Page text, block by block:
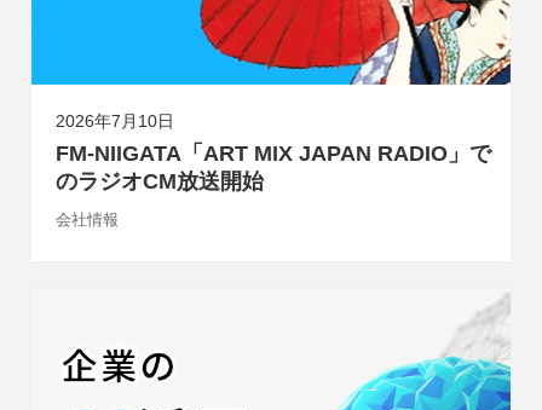
2026年7月10日
FM-NIIGATA「ART MIX JAPAN RADIO」で
のラジオCM放送開始
会社情報